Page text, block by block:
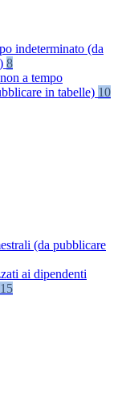
indeterminato (da
8
a tempo
in tabelle) 10
(da pubblicare
ai dipendenti